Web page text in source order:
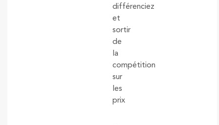
différenciez
et
sortir
de
la
compétition
sur
les
prix